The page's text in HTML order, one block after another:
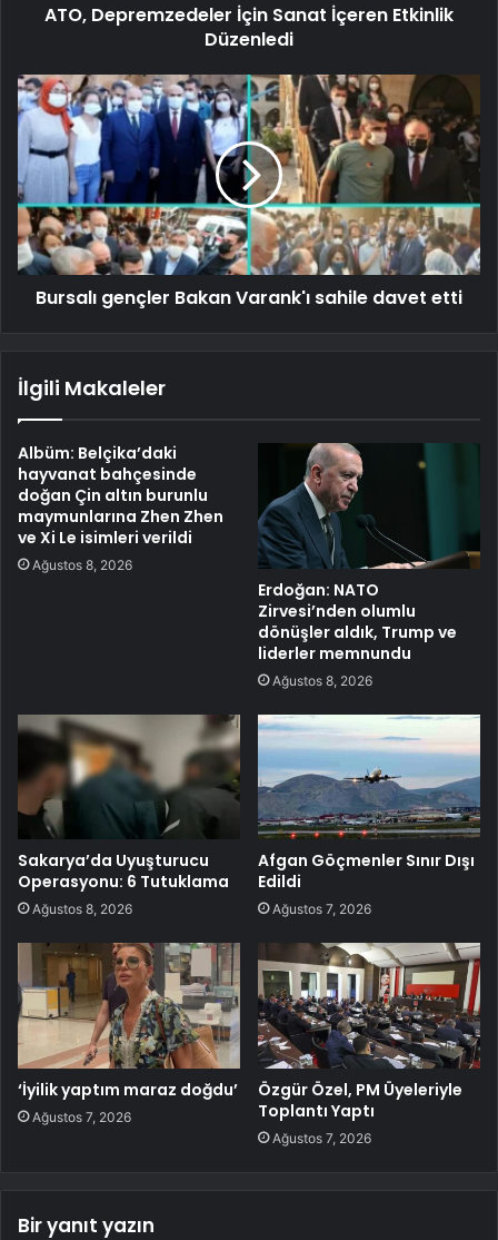
ATO, Depremzedeler İçin Sanat İçeren Etkinlik
Düzenledi
Bursalı gençler Bakan Varank'ı sahile davet etti
İlgili Makaleler
Albüm: Belçika’daki
hayvanat bahçesinde
doğan Çin altın burunlu
maymunlarına Zhen Zhen
ve Xi Le isimleri verildi
Ağustos 8, 2026
Erdoğan: NATO
Zirvesi’nden olumlu
dönüşler aldık, Trump ve
liderler memnundu
Ağustos 8, 2026
Sakarya’da Uyuşturucu
Operasyonu: 6 Tutuklama
Ağustos 8, 2026
Afgan Göçmenler Sınır Dışı
Edildi
Ağustos 7, 2026
‘İyilik yaptım maraz doğdu’
Ağustos 7, 2026
Özgür Özel, PM Üyeleriyle
Toplantı Yaptı
Ağustos 7, 2026
Bir yanıt yazın